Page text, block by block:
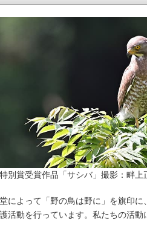
別賞受賞作品「サシバ」撮影：畔上
によって「野の鳥は野に」を旗印
活動を行っています。私たちの活